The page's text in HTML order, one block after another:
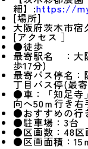
細】:https://
[場所]
大阪府茨木市宿
[アクセス ］
●徒歩
最寄駅名 ：大
歩17分)
最寄バス停名
丁目バス停(最
●車：「知足寺
向へ50ｍ行き右
●おすすめの
●駐車場：3台
●区画数：48区
●区画面積：15